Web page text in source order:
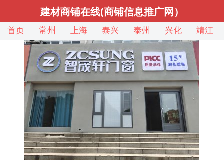
建材商铺在线(商铺信息推广网）
首页 常州 上海 泰兴 泰州 兴化 靖江